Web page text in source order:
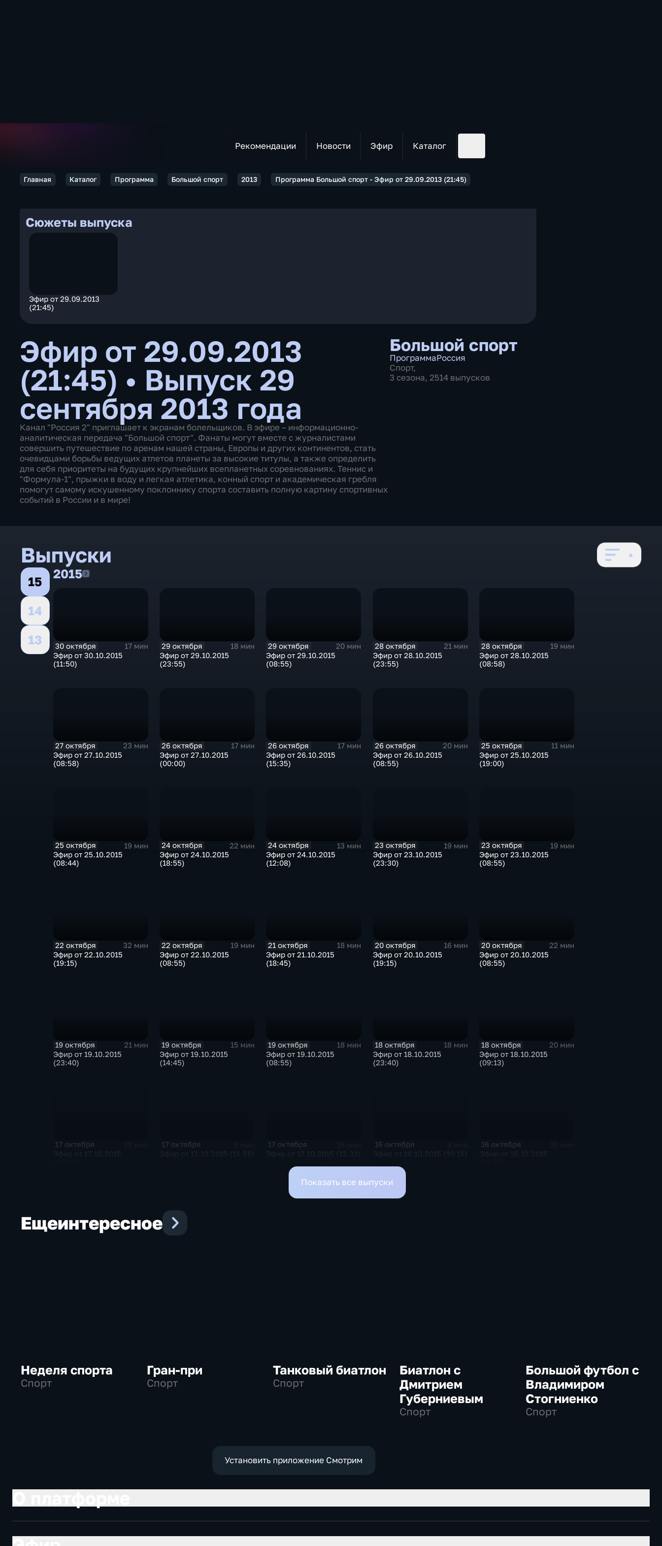
Рекомендации Новости Эфир Каталог
Главная Каталог Программа Большой спорт 2013 Программа Большой спорт - Эфир от 29.09.2013 (21:45)
Сюжеты выпуска
Эфир от 29.09.2013
(21:45)
Эфир от 29.09.2013
(21:45) • Выпуск 29
сентября 2013 года
Канал "Россия 2" приглашает к экранам болельщиков. В эфире – информационно-
аналитическая передача "Большой спорт". Фанаты могут вместе с журналистами
совершить путешествие по аренам нашей страны, Европы и других континентов, стать
очевидцами борьбы ведущих атлетов планеты за высокие титулы, а также определить
для себя приоритеты на будущих крупнейших всепланетных соревнованиях. Теннис и
"Формула-1", прыжки в воду и легкая атлетика, конный спорт и академическая гребля
помогут самому искушенному поклоннику спорта составить полную картину спортивных
событий в России и в мире!
Большой спорт
ПрограммаРоссия
Спорт,
3 сезона, 2514 выпусков
Выпуски
15
14
13
20152015
30 октября
17 мин
Эфир от 30.10.2015
(11:50)
29 октября
18 мин
Эфир от 29.10.2015
(23:55)
29 октября
20 мин
Эфир от 29.10.2015
(08:55)
28 октября
21 мин
Эфир от 28.10.2015
(23:55)
28 октября
19 мин
Эфир от 28.10.2015
(08:58)
27 октября
23 мин
Эфир от 27.10.2015
(08:58)
26 октября
17 мин
Эфир от 27.10.2015
(00:00)
26 октября
17 мин
Эфир от 26.10.2015
(15:35)
26 октября
20 мин
Эфир от 26.10.2015
(08:55)
25 октября
11 мин
Эфир от 25.10.2015
(19:00)
25 октября
19 мин
Эфир от 25.10.2015
(08:44)
24 октября
22 мин
Эфир от 24.10.2015
(18:55)
24 октября
13 мин
Эфир от 24.10.2015
(12:08)
23 октября
19 мин
Эфир от 23.10.2015
(23:30)
23 октября
19 мин
Эфир от 23.10.2015
(08:55)
22 октября
32 мин
Эфир от 22.10.2015
(19:15)
22 октября
19 мин
Эфир от 22.10.2015
(08:55)
21 октября
18 мин
Эфир от 21.10.2015
(18:45)
20 октября
16 мин
Эфир от 20.10.2015
(19:15)
20 октября
22 мин
Эфир от 20.10.2015
(08:55)
19 октября
21 мин
Эфир от 19.10.2015
(23:40)
19 октября
15 мин
Эфир от 19.10.2015
(14:45)
19 октября
18 мин
Эфир от 19.10.2015
(08:55)
18 октября
18 мин
Эфир от 18.10.2015
(23:40)
18 октября
20 мин
Эфир от 18.10.2015
(09:13)
17 октября 17 октября 17 октября 16 октября 16 октября
Показать все выпуски
Ещеинтересное
Неделя спорта
Спорт
Гран-при
Спорт
Танковый биатлон
Спорт
Биатлон с
Дмитрием
Губерниевым
Спорт
Большой футбол с
Владимиром
Стогниенко
Спорт
Установить приложение Смотрим